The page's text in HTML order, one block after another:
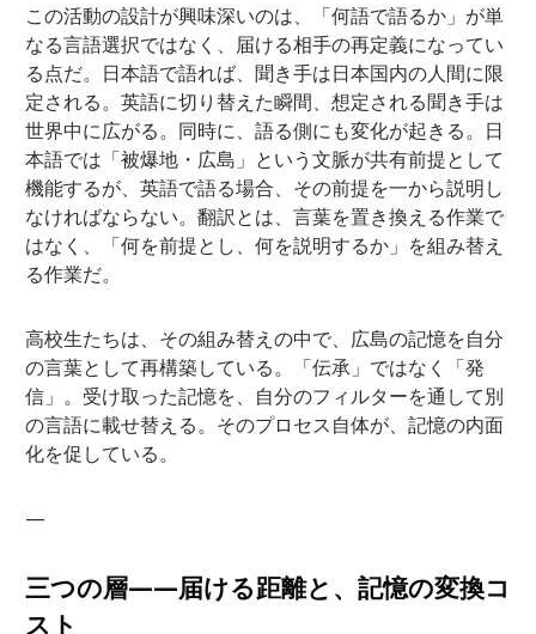
この活動の設計が興味深いのは、「何語で語るか」が単
なる言語選択ではなく、届ける相手の再定義になってい
る点だ。日本語で語れば、聞き手は日本国内の人間に限
定される。英語に切り替えた瞬間、想定される聞き手は
世界中に広がる。同時に、語る側にも変化が起きる。日
本語では「被爆地・広島」という文脈が共有前提として
機能するが、英語で語る場合、その前提を一から説明し
なければならない。翻訳とは、言葉を置き換える作業で
はなく、「何を前提とし、何を説明するか」を組み替え
る作業だ。
高校生たちは、その組み替えの中で、広島の記憶を自分
の言葉として再構築している。「伝承」ではなく「発
信」。受け取った記憶を、自分のフィルターを通して別
の言語に載せ替える。そのプロセス自体が、記憶の内面
化を促している。
—
三つの層——届ける距離と、記憶の変換コ
スト